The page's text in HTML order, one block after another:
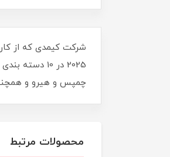
چمپس و هیرو و
محصولات مرتبط